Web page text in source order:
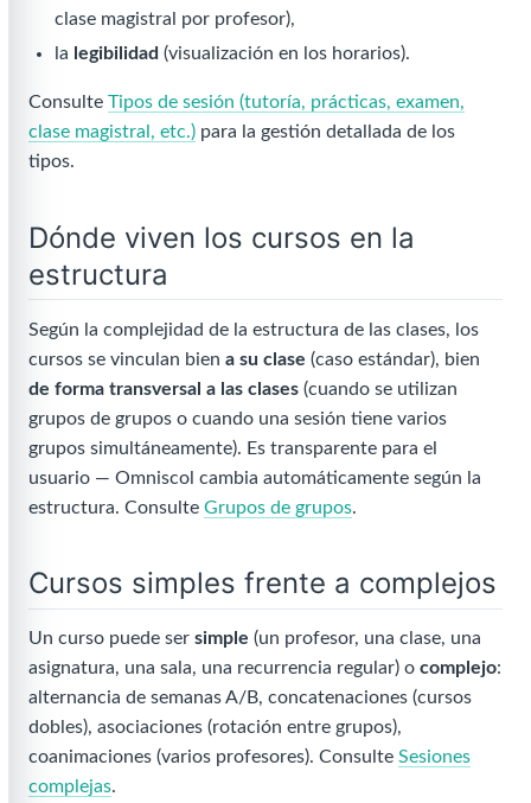
clase magistral por profesor),
la legibilidad (visualización en los horarios).
Consulte Tipos de sesión (tutoría, prácticas, examen,
clase magistral, etc.) para la gestión detallada de los
tipos.
Dónde viven los cursos en la
estructura
Según la complejidad de la estructura de las clases, los
cursos se vinculan bien a su clase (caso estándar), bien
de forma transversal a las clases (cuando se utilizan
grupos de grupos o cuando una sesión tiene varios
grupos simultáneamente). Es transparente para el
usuario — Omniscol cambia automáticamente según la
estructura. Consulte Grupos de grupos.
Cursos simples frente a complejos
Un curso puede ser simple (un profesor, una clase, una
asignatura, una sala, una recurrencia regular) o complejo:
alternancia de semanas A/B, concatenaciones (cursos
dobles), asociaciones (rotación entre grupos),
coanimaciones (varios profesores). Consulte Sesiones
complejas.